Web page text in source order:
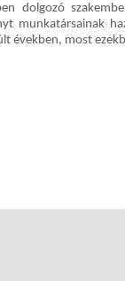
dolgozó
munkatársainak
években, most